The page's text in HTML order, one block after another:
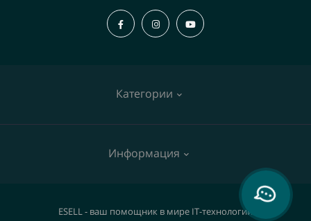
Категории
Информация
ESELL - ваш помощник в мире IT-технологий